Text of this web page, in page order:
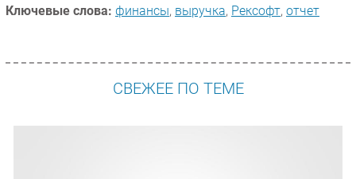
Ключевые слова: финансы, выручка, Рексофт, отчет
СВЕЖЕЕ ПО ТЕМЕ